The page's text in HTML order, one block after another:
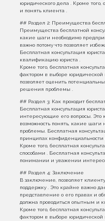
юридического дела . Кроме того,
и понять клиента .
## Раздел 2: Преимущества
Преимущества бесплатной
какие шаги необходимо
важно потому что позволяет
Бесплатная консультация
квалификацию юриста .
Кроме того, бесплатная
фактором в выборе юридической
позволяет оценить
решения проблемы .
## Раздел 3: Как проходит
Бесплатная консультация
интересующие его вопросы. Это
возможность понять, какие
проблемы. Бесплатная
принципах
Кроме того, бесплатная
способами . Бесплатная
понимании и уважении
## Раздел 4: Заключение
В заключение, позволяет
поддержку . Это крайне важно
представление о его правах и
должна проводиться опытным и
Кроме того, бесплатная
фактором в выборе юридической